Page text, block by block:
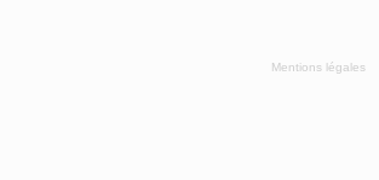
Mentions légales